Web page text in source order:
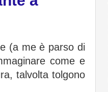
(a me è parso di
come e
talvolta tolgono